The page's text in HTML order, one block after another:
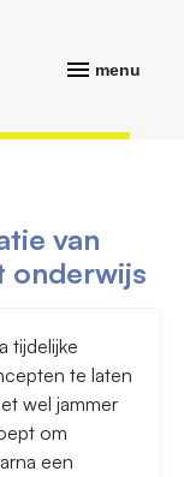
menu
van
onderwijs
tijdelijke
te laten
wel jammer
om
een